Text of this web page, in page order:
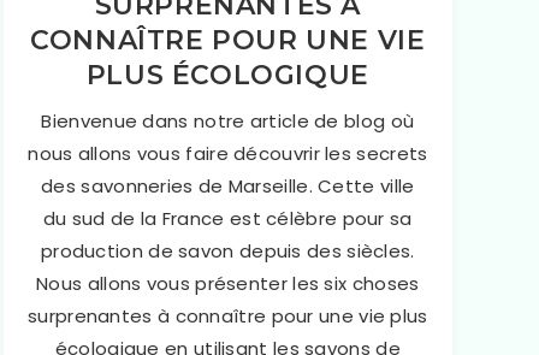
CONNAÎTRE POUR UNE VIE
PLUS ÉCOLOGIQUE
Bienvenue dans notre article de blog où
nous allons vous faire découvrir les secrets
des savonneries de Marseille. Cette ville
du sud de la France est célèbre pour sa
production de savon depuis des siècles.
Nous allons vous présenter les six choses
surprenantes à connaître pour une vie plus
écologique en utilisant les savons de